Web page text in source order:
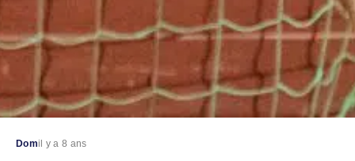
Domil y a 8 ans